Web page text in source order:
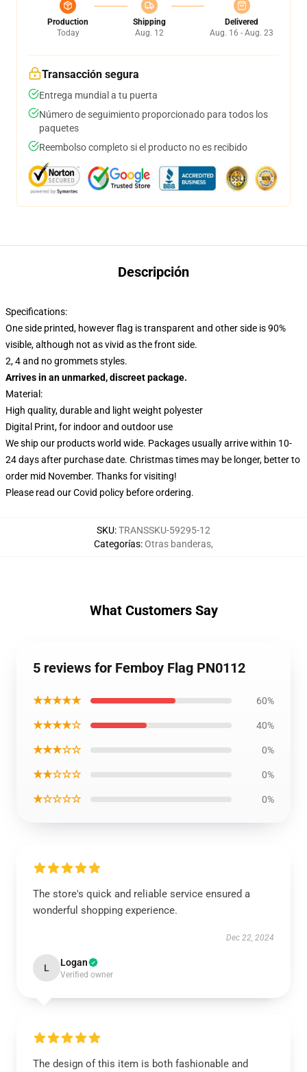
Production
Today
Shipping
Aug. 12
Delivered
Aug. 16 - Aug. 23
Transacción segura
Entrega mundial a tu puerta
Número de seguimiento proporcionado para todos los
paquetes
Reembolso completo si el producto no es recibido
Descripción
Specifications:
One side printed, however flag is transparent and other side is 90%
visible, although not as vivid as the front side.
2, 4 and no grommets styles.
Arrives in an unmarked, discreet package.
Material:
High quality, durable and light weight polyester
Digital Print, for indoor and outdoor use
We ship our products world wide. Packages usually arrive within 10-
24 days after purchase date. Christmas times may be longer, better to
order mid November. Thanks for visiting!
Please read our Covid policy before ordering.
SKU:TRANSSKU-59295-12
Categorías:Otras banderas,
What Customers Say
5 reviews for Femboy Flag PN0112
★★★★★ 60%
★★★★☆ 40%
★★★☆☆ 0%
★★☆☆☆ 0%
★☆☆☆☆ 0%
The store's quick and reliable service ensured a
wonderful shopping experience.
Dec 22, 2024
L Logan
Verified owner
The design of this item is both fashionable and